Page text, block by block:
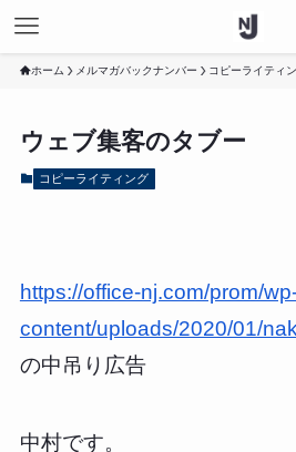
ホーム メルマガバックナンバー コピーライティ
ウェブ集客のタブー
コピーライティング
https://office-nj.com/prom/
content/uploads/2020/01/
の中吊り広告
中村です。